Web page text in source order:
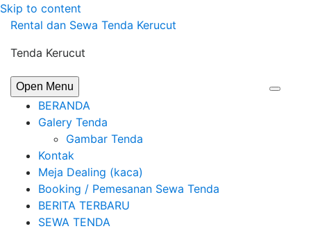
Skip to content
Rental dan Sewa Tenda Kerucut
Tenda Kerucut
Open Menu
BERANDA
Galery Tenda
Gambar Tenda
Kontak
Meja Dealing (kaca)
Booking / Pemesanan Sewa Tenda
BERITA TERBARU
SEWA TENDA